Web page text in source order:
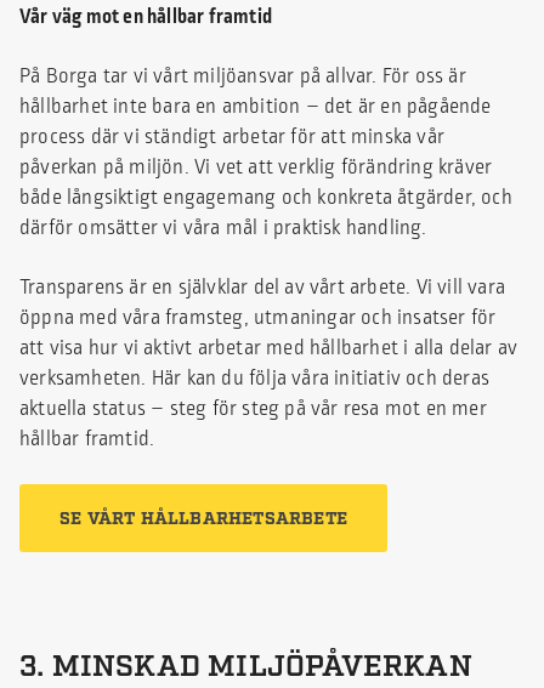
Vår väg mot en hållbar framtid
På Borga tar vi vårt miljöansvar på allvar. För oss är
hållbarhet inte bara en ambition – det är en pågående
process där vi ständigt arbetar för att minska vår
påverkan på miljön. Vi vet att verklig förändring kräver
både långsiktigt engagemang och konkreta åtgärder, och
därför omsätter vi våra mål i praktisk handling.
Transparens är en självklar del av vårt arbete. Vi vill vara
öppna med våra framsteg, utmaningar och insatser för
att visa hur vi aktivt arbetar med hållbarhet i alla delar av
verksamheten. Här kan du följa våra initiativ och deras
aktuella status – steg för steg på vår resa mot en mer
hållbar framtid.
SE VÅRT HÅLLBARHETSARBETE
3. MINSKAD MILJÖPÅVERKAN